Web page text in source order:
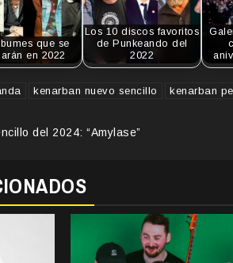
que se
en 2022
Los 10 discos favoritos
de Punkeando del
2022
kenarban nuevo sencillo kenarban
del 2024: “Amylase”